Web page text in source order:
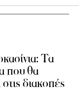
Τα
που θα
διακοπές